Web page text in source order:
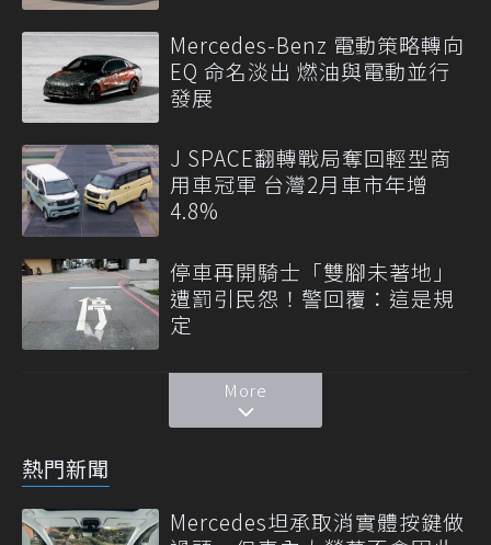
Mercedes-Benz 電動策略轉向
EQ 命名淡出 燃油與電動並行
發展
J SPACE翻轉戰局奪回輕型商
用車冠軍 台灣2月車市年增
4.8%
停車再開騎士「雙腳未著地」
遭罰引民怨！警回覆：這是規
定
More
熱門新聞
Mercedes坦承取消實體按鍵做